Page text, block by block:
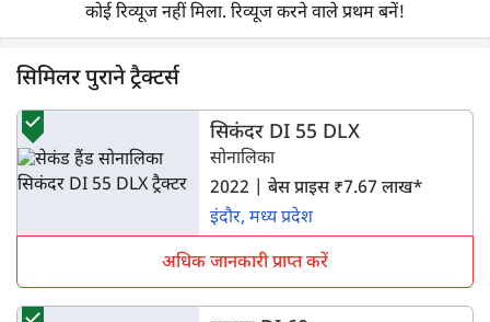
कोई रिव्यूज नहीं मिला. रिव्यूज करने वाले प्रथम बनें!
सिमिलर पुराने ट्रैक्टर्स
सिकंदर DI 55 DLX
सोनालिका
2022 | बेस प्राइस ₹7.67 लाख*
इंदौर, मध्य प्रदेश
अधिक जानकारी प्राप्त करें